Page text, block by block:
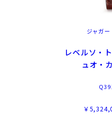
ジャガ
レベルソ・
ュオ・
￥